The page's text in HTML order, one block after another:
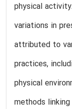
physical
variations in
attributed to
practices,
physical
methods